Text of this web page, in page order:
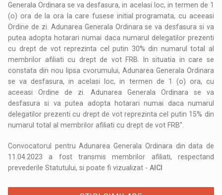
Generala Ordinara se va desfasura, in acelasi loc, in termen de 1
(o) ora de la ora la care fusese initial programata, cu aceeasi
Ordine de zi. Adunarea Generala Ordinara se va desfasura si va
putea adopta hotarari numai daca numarul delegatilor prezenti
cu drept de vot reprezinta cel putin 30% din numarul total al
membrilor afiliati cu drept de vot FRB. In situatia in care se
constata din nou lipsa cvorumului, Adunarea Generala Ordinara
se va desfasura, in acelasi loc, in termen de 1 (o) ora, cu
aceeasi Ordine de zi. Adunarea Generala Ordinara se va
desfasura si va putea adopta hotarari numai daca numarul
delegatilor prezenti cu drept de vot reprezinta cel putin 15% din
numarul total al membrilor afiliati cu drept de vot FRB”.
Convocatorul pentru Adunarea Generala Ordinara din data de
11.04.2023 a fost transmis membrilor afiliati, respectand
prevederile Statutului, si poate fi vizualizat -AICI